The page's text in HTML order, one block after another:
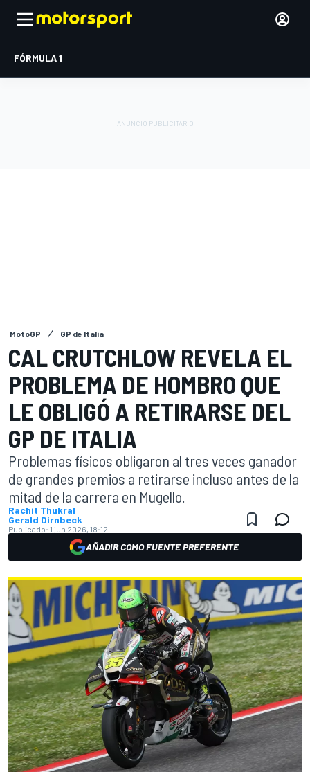
FÓRMULA 1
MotoGP GP de Italia
CAL CRUTCHLOW REVELA EL
PROBLEMA DE HOMBRO QUE
LE OBLIGÓ A RETIRARSE DEL
GP DE ITALIA
Problemas físicos obligaron al tres veces ganador
de grandes premios a retirarse incluso antes de la
mitad de la carrera en Mugello.
Rachit Thukral
Gerald Dirnbeck
Publicado: 1 jun 2026, 18:12
AÑADIR COMO FUENTE PREFERENTE